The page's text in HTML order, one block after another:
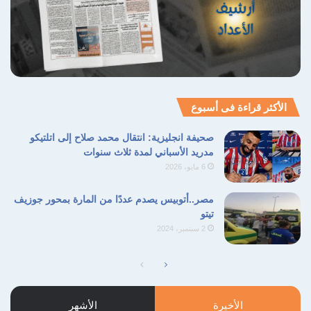
بالمنطقة برمتها دون أفق حقيقي للحل السلمي.
احصائيات اليونسيف النزاع المسلح
ضحايا الأطفال
نسخ الرابط
الأكثر قراءة فى أسبوع
صحيفة انجليزية: انتقال محمد صلاح إلى اتلتيكو
مدريد الأسباني لمدة ثلاث سنوات
6 مايو، 2026
مصر..أتوبيس يصدم عددًا من المارة بمحور جوزيف
تيتو
2 سبتمبر، 2024
الصفحة
السابقة
الصفحة
التالية
الأخيرة الأشهر